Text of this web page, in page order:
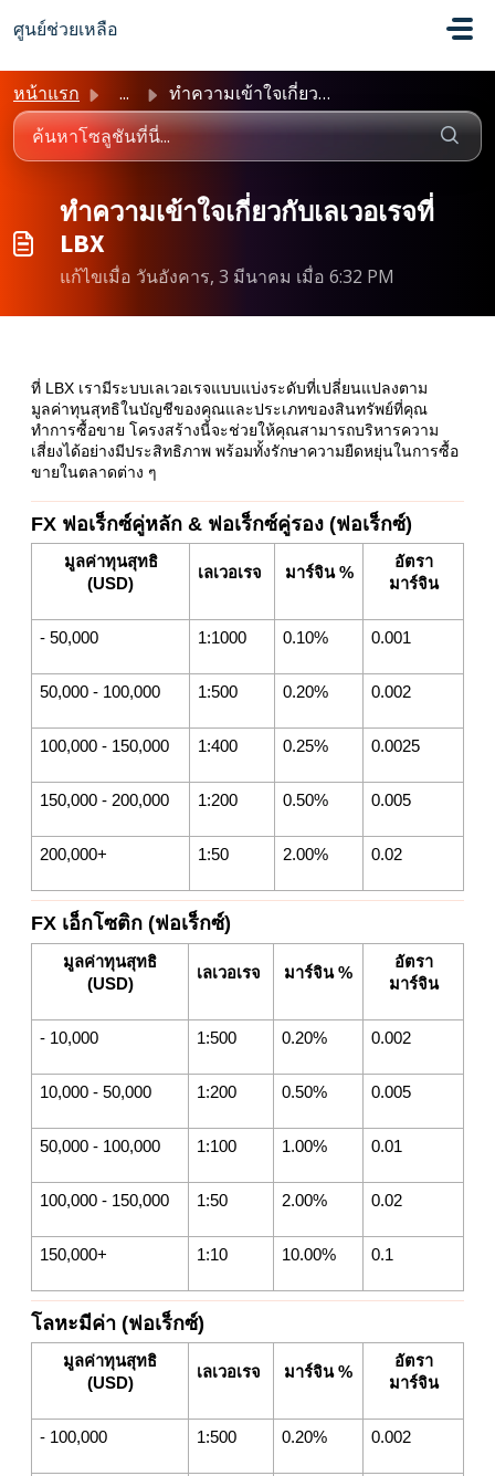
ศูนย์ช่วยเหลือ
หน้าแรก ... ทำความเข้าใจเกี่ยวกับเลเวอเรจที่ LBX
ทำความเข้าใจเกี่ยวกับเลเวอเรจที่
LBX
แก้ไขเมื่อ วันอังคาร, 3 มีนาคม เมื่อ 6:32 PM
ที่ LBX เรามีระบบเลเวอเรจแบบแบ่งระดับที่เปลี่ยนแปลงตาม
มูลค่าทุนสุทธิในบัญชีของคุณและประเภทของสินทรัพย์ที่คุณ
ทำการซื้อขาย โครงสร้างนี้จะช่วยให้คุณสามารถบริหารความ
เสี่ยงได้อย่างมีประสิทธิภาพ พร้อมทั้งรักษาความยืดหยุ่นในการซื้อ
ขายในตลาดต่าง ๆ
FX ฟอเร็กซ์คู่หลัก & ฟอเร็กซ์คู่รอง (ฟอเร็กซ์)
มูลค่าทุนสุทธิ
(USD)
เลเวอเรจ มาร์จิน %
อัตรา
มาร์จิน
- 50,000 1:1000 0.10% 0.001
50,000 - 100,000 1:500 0.20% 0.002
100,000 - 150,000 1:400 0.25% 0.0025
150,000 - 200,000 1:200 0.50% 0.005
200,000+ 1:50 2.00% 0.02
FX เอ็กโซติก (ฟอเร็กซ์)
มูลค่าทุนสุทธิ
(USD)
เลเวอเรจ มาร์จิน %
อัตรา
มาร์จิน
- 10,000 1:500 0.20% 0.002
10,000 - 50,000 1:200 0.50% 0.005
50,000 - 100,000 1:100 1.00% 0.01
100,000 - 150,000 1:50 2.00% 0.02
150,000+ 1:10 10.00% 0.1
โลหะมีค่า (ฟอเร็กซ์)
มูลค่าทุนสุทธิ
(USD)
เลเวอเรจ มาร์จิน %
อัตรา
มาร์จิน
- 100,000 1:500 0.20% 0.002